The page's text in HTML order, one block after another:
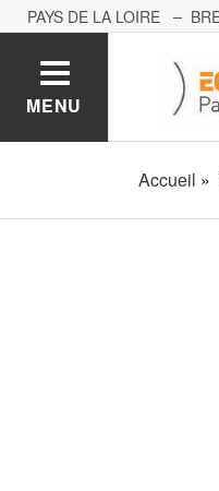
PAYS DE LA LOIRE
MENU
Accueil